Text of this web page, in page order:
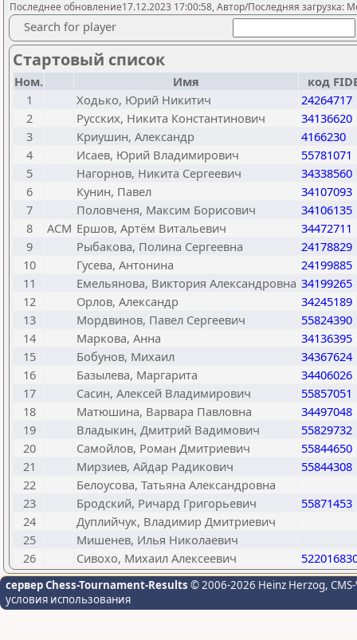
Последнее обновление17.12.2023 17:00:58, Автор/Последняя загрузка:
Search for player
Стартовый список
Ном. Имя
код
1
Ходько, Юрий Никитич
24264717
2
Русских, Никита Константинович
34136620
3
Криушин, Александр
4166230
4
Исаев, Юрий Владимирович
55781071
5
Нагорнов, Никита Сергеевич
34338560
6
Кунин, Павел
34107093
7
Половченя, Максим Борисович
34106135
8
ACM Ершов, Артём Витальевич
34472711
9
Рыбакова, Полина Сергеевна
24178829
10
Гусева, Антонина
24199885
11
Емельянова, Виктория Александровна 34199265
12
Орлов, Александр
34245189
13
Мордвинов, Павел Сергеевич
55824390
14
Маркова, Анна
34136395
15
Бобунов, Михаил
34367624
16
Базылева, Маргарита
34406026
17
Сасин, Алексей Владимирович
55857051
18
Матюшина, Варвара Павловна
34497048
19
Владыкин, Дмитрий Вадимович
55829732
20
Самойлов, Роман Дмитриевич
55844650
21
Мирзиев, Айдар Радикович
55844308
22
Белоусова, Татьяна Александровна
23
Бродский, Ричард Григорьевич
55871453
24
Дуплийчук, Владимир Дмитриевич
25
Мишенев, Илья Николаевич
26
Сивохо, Михаил Алексеевич
сервер Chess-Tournament-Results © 2006-2026 Heinz Herzog,
условия использования